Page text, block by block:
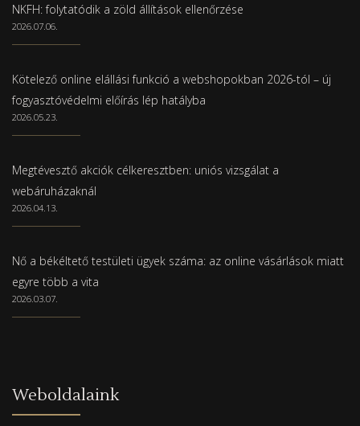
NKFH: folytatódik a zöld állítások ellenőrzése
2026.07.06.
Kötelező online elállási funkció a webshopokban 2026-tól – új
fogyasztóvédelmi előírás lép hatályba
2026.05.23.
Megtévesztő akciók célkeresztben: uniós vizsgálat a
webáruházaknál
2026.04.13.
Nő a békéltető testületi ügyek száma: az online vásárlások miatt
egyre több a vita
2026.03.07.
Weboldalaink